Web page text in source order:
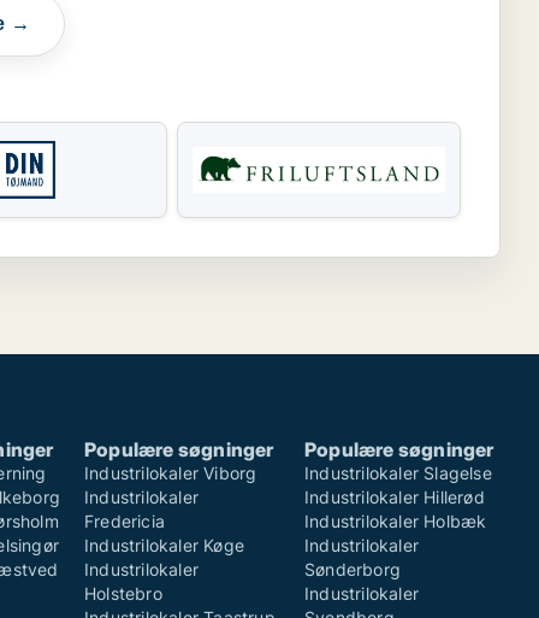
→
Populære søgninger
Industrilokaler Viborg
Industrilokaler
Fredericia
Industrilokaler Køge
Industrilokaler
Holstebro
Populære søgninger
Industrilokaler Slagelse
Industrilokaler Hillerød
Industrilokaler Holbæk
Industrilokaler
Sønderborg
Industrilokaler